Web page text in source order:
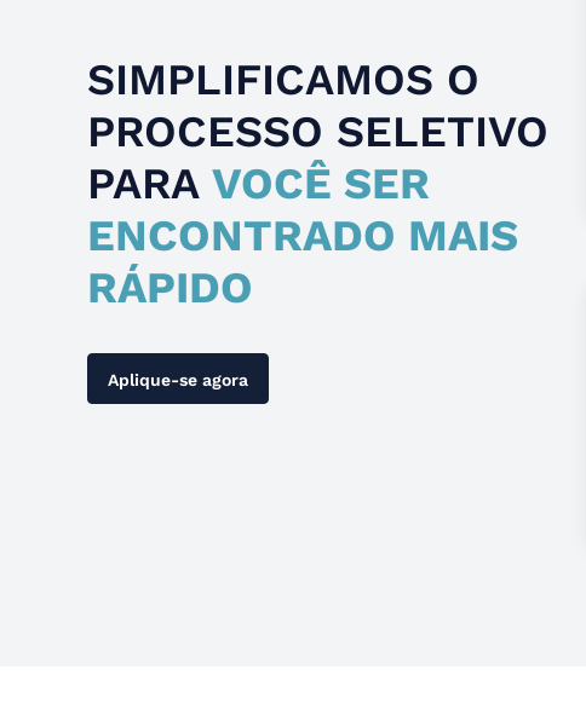
SIMPLIFICAMOS O
PROCESSO SELETIVO
PARA VOCÊ SER
ENCONTRADO MAIS
RÁPIDO
Aplique-se agora